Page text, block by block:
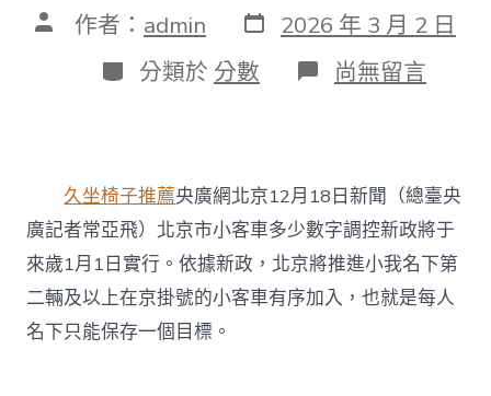
文 作者： admin 發
表
日
期
2026 年 3 月 2 日
分
類
分類於 分數 在
〈北
車
新
政
實
行
前
夜：
尚無留言
久坐椅子推薦央廣網北京12月18日新聞（總臺央
廣記者常亞飛）北京市小客車多少數字調控新政將于
來歲1月1日實行。依據新政，北京將推進小我名下第
二輛及以上在京掛號的小客車有序加入，也就是每人
名下只能保存一個目標。